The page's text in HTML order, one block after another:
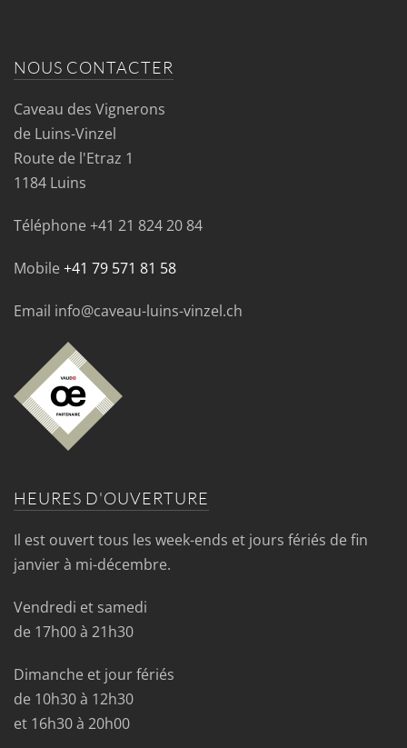
NOUS CONTACTER
Caveau des Vignerons
de Luins-Vinzel
Route de l'Etraz 1
1184 Luins
Téléphone +41 21 824 20 84
Mobile +41 79 571 81 58
Email info@caveau-luins-vinzel.ch
HEURES D'OUVERTURE
Il est ouvert tous les week-ends et jours fériés de fin
janvier à mi-décembre.
Vendredi et samedi
de 17h00 à 21h30
Dimanche et jour fériés
de 10h30 à 12h30
et 16h30 à 20h00